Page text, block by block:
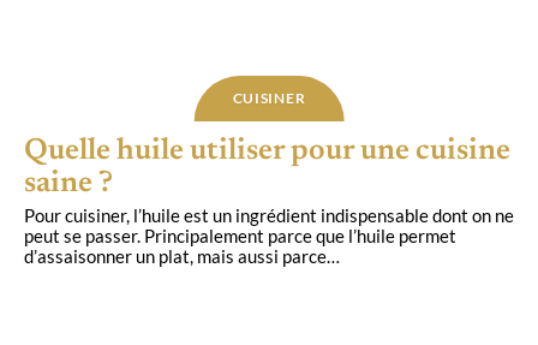
CUISINER
Quelle huile utiliser pour une cuisine
saine ?
Pour cuisiner, l’huile est un ingrédient indispensable dont on ne
peut se passer. Principalement parce que l’huile permet
d’assaisonner un plat, mais aussi parce…